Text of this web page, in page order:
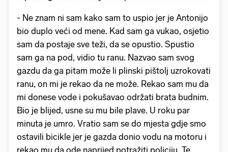
- Ne znam ni sam kako sam to uspio jer je Antonijo
bio duplo veći od mene. Kad sam ga vukao, osjetio
sam da postaje sve teži, da se opustio. Spustio
sam ga na pod, vidio tu ranu. Nazvao sam svog
gazdu da ga pitam može li plinski pištolj uzrokovati
ranu, on mi je rekao da ne može. Rekao sam mu da
mi donese vode i pokušavao održati brata budnim.
Bio je blijed, usne su mu bile plave. U roku par
minuta je umro. Vratio sam se do mjesta gdje smo
ostavili bicikle jer je gazda donio vodu na motoru i
rekao mu da ode naprijed potražiti policiju. Te